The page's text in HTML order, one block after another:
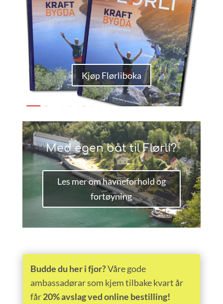
Kjøp Flørliboka
Med egen båt til Flørli?
Les mer om havneforhold og
fortøyning
Budde du her i fjor?Våre gode
ambassadørar som kjem tilbake kvart år
får20% avslag ved online bestilling!